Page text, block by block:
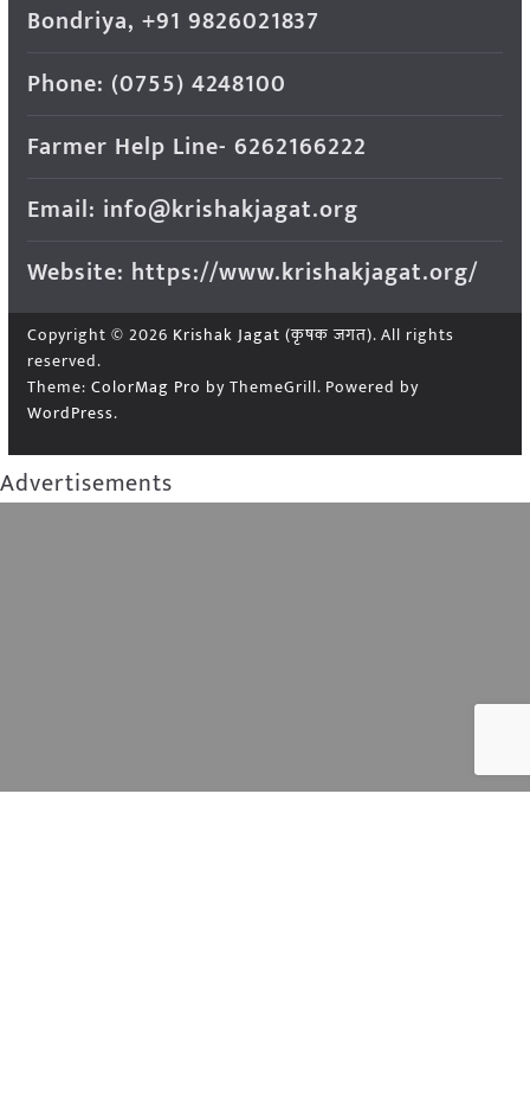
Bondriya, +91 9826021837
Phone: (0755) 4248100
Farmer Help Line- 6262166222
Email: info@krishakjagat.org
Website: https://www.krishakjagat.org/
Copyright © 2026 Krishak Jagat (कृषक जगत). All rights
reserved.
Theme: ColorMag Pro by ThemeGrill. Powered by
WordPress.
Advertisements